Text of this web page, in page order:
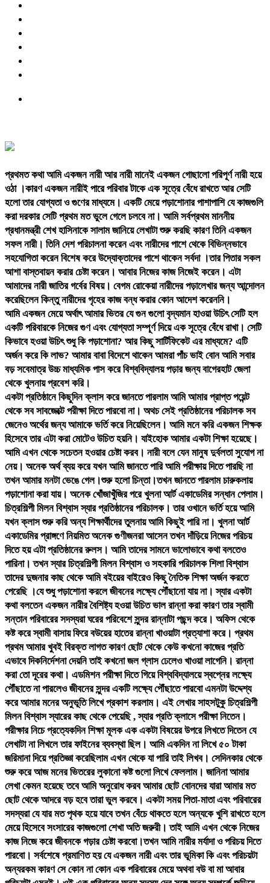
প্রথমত কথা আমি একজন নারী আর নারী মানেই একজন গোছালো পরিপূর্ণ নারী হয়ে
ওঠা ।কারণ একজন নারীই পারে পরিবার টাকে এক সূত্রে বেঁধে রাখতে আর সেটি
হলো তার যোগ্যতা ও গুণের মাধ্যমে। একটি মেয়ে পড়াশোনার পাশাপাশি যে কাজগুলি
করা দরকার সেটি প্রথম মত ভুলে গেলে চলবে না। আমি সর্বপ্রথম মাননীয়
প্রধানমন্ত্রী শেখ হাসিনাকে সালাম জানিয়ে লেখাটা শুরু করছি কারণ তিনি একজন
সফল নারী। তিনি দেশ পরিচালনা করেন এবং নারীদের পাশে থেকে বিভিন্নভাবে
সহযোগিতা করেন বিশেষ করে উদ্যোক্তাদের পাশে থাকেন সর্বদা ।তার পিতার সকল
আশা বাস্তবায়ন করার চেষ্টা করেন। আবার নিজের কাজ নিজেই করেন। এটা
আমাদের নারী জাতির গর্বের বিষয়। বেগম রোকেয়া নারীদের পড়ালেখার জন্য আন্দোলন
করেছিলেন কিন্তু নারীদের গৃহের কাজ বন্ধ করার কোন আদেশ করেননি।
আমি একজন মেয়ে অর্থাৎ আমার ভিতর যে গুন গুলো বৃদ্যমান হাওয়া উচিৎ সেটি হল
একটি পরিবারকে নিজের গুণ এবং যোগ্যতা সম্পূর্ণ দিয়ে এক সূত্রে বেঁধে রাখা। সেটি
কিভাবে হওয়া উচিৎ শুধু কি পড়াশোনা? আর কিছু সার্টিফিকেট এর মাধ্যমে? এটি
অর্জন করে কি লাভ? আমার বাবা বিদেশে থাকেন আমরা পাঁচ ভাই বোন আমি সবার
বড় সবেমাত্র উচ্চ মাধ্যমিক পাস করে বিশ্ববিদ্যালয় পড়ার জন্য বাগেরহাট জেলা
থেকে খুলনায় প্রবেশ করি।
একটা প্রতিষ্ঠানে কিছুদিন ক্লাস করে জানতে পারলাম আমি আমার প্রাপ্ত পয়েন্ট
থেকে সব সাবজেক্টে পরীক্ষা দিতে পারবো না। অথচ সেই প্রতিষ্ঠানের পরিচালক সব
জেনেও অর্থের জন্য আমাকে ভর্তি করে নিয়েছিলেন। আমি মনে করি একজন শিক্ষক
হিসেবে তার এটা করা মোটেও উচিত হয়নি। যাইহোক আমার একটা শিক্ষা হয়েছে।
আমি এখন থেকে সচেতন হওয়ার চেষ্টা করব। নারী বলে যেন মানুষ দুর্বলতা সুযোগ না
নেয়। অনেক অর্থ ব্যয় করে যখন আমি জানতে পারি আমি পরীক্ষায় দিতে পারছি না
তখন আমার মনটা ভেঙে গেল।শুরু হলো চিন্তা।তখন জানতে পারলাম চারুকলায়
পড়াশোনা করা যায়। অনেক খোঁজাখুঁজির পরে খুলনা আর্ট একাডেমির সন্ধান পেলাম।
চিত্রশিল্পী মিলন বিশ্বাস স্যার প্রতিষ্ঠানের পরিচালক। তার ওখানে ভর্তি হয়ে আমি
যখন ক্লাস শুরু করি অন্য শিক্ষার্থীদের তুলনায় আমি কিছুই পারি না। খুলনা আর্ট
একাডেমির প্রাঙ্গণে নিয়মিত অনেক গুণীজনরা আসেন তখন দাঁড়িয়ে নিজের পরিচয়
দিতে হয় এটা প্রতিষ্ঠানের রুলস। আমি তাদের সামনে ভালোভাবে কথা বলতেও
পারিনা। তখন স্যার চিত্রশিল্পী মিলন বিশ্বাস ও সহকারি পরিচালক শিলা বিশ্বাস
তাদের দুজনার কাছ থেকে আমি বইয়ের বাইরেও কিছু নৈতিক শিক্ষা অর্জন করতে
পেরেছি ।যে শুধু পড়াশোনা করলে জীবনের লক্ষ্যে পৌঁছানো যায় না। স্যার একটা
কথা বলতেন একজন নারীর বৈশিষ্ট্য হওয়া উচিত ভাল রান্না করা কারণ তার স্বামী
সন্তান পরিবারের সদস্যরা ঘরের পরিবেশে সুন্দর রান্নাটা পছন্দ করে। অফিস থেকে
কষ্ট করে স্বামী বাসায় ফিরে বউয়ের হাতের রান্না খাওয়াটা প্রত্যাশা করে। প্রথম
প্রথম আমার খুবই বিরক্ত লাগত কারণ ছোট থেকে কেউ কখনো কাজের প্রতি
এভাবে দিকনির্দেশনা দেয়নি তাই কখনো জল গ্লাস ঢেলেও খাওয়া লাগেনি। রান্না
করা তো দূরের কথা। এডমিশন পরীক্ষা দিতে গিয়ে বিশ্ববিদ্যালয়ে স্বপ্নের লক্ষ্যে
পৌঁছাতে না পারলেও জীবনের সুন্দর একটি লক্ষ্যে পৌঁছাতে পারবো এমনটা উদ্দেশ্য
করে আমার মনের অনুভূতি লিখে প্রকাশ করলাম। এই লেখার সাহসটুকু চিত্রশিল্পী
মিলন বিশ্বাস স্যারের কাছ থেকে পেয়েছি , স্যার প্রতি ক্লাসে পরীক্ষা নিতেন।
পরীক্ষার নিচে প্রত্যেকদিন শিক্ষা মূলক এক একটা বিষয়ের উপরে লিখতে দিতেন যে
লেখাটা না লিখলে তার ফাইনের ব্যবস্থা ছিল। আমি একদিন না লিখে ৫০ টাকা
জরিমানা দিয়ে প্রতিজ্ঞা করেছিলাম এখন থেকে যা পারি তাই লিখব। সেদিনকার থেকে
শুরু করে আজ মনের ভিতরের লুকানো কষ্ট গুলো লিখে ফেললাম। জানিনা আমার
লেখা কেমন হয়েছে তবে আমি অনুরোধ করব আমার ছোট বোনদের যারা আমার মত
ছোট থেকে আদরে বড় হবে তারা ভুল করবে। একটা সময় পিতা-মাতা এবং পরিবারের
সদস্যরা যে যার মত পৃথক হয়ে যাবে তখন বেঁচে থাকতে হলে অন্যকে খুশি রাখতে হলে
মেয়ে হিসেবে সংসারের কাজগুলো শেখা অতি জরুরী। তাই আমি এখন থেকে নিজের
কাজ নিজে করে জীবনকে গড়ার চেষ্টা করবো।তখন আমি নারীর মর্যাদা ও পরিচয় দিতে
পারবো। সর্বশেষে প্রমাণিত হয় যে একজন নারী এবং তার ভূমিকা কি এবং পরিচয়টা
অন্যরকম কারণ সে কোন না কোন এক পরিবারের মেয়ে অথবা বউ বা মা আবার